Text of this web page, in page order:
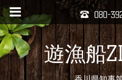
080-
遊漁船